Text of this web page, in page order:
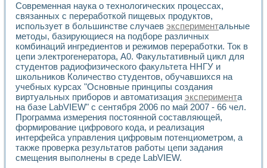
Высокочувствительные оптоэлектронные
Установка для измерения диэлектрических свойств
Исследование кинетики зарождения и развития
Лабораторный электрический импедансный томограф на
Микрозондовая система для характеризации
Метод траекторий в исследовании
Промышленная автоматизация
Автоматизация технологических процессов получения
Использование систем технического зрения для контроля
Исследование электромагнитных переходных процессов
Применение LabVIEW при разработке обучающих
Разработка виртуальных тренажеров путем
Система блокировок, сигнализации и защиты ускорителя
Система сбора данных и управления процессом
Управление температурой газовой среды специальной
Современная наука о технологических процессах,
связанных с переработкой пищевых продуктов,
использует в большинстве случаев экспериментальные
методы, базирующиеся на подборе различных
комбинаций ингредиентов и режимов переработки. Ток в
цепи электрогенератора, А0. Факультативный цикл для
студентов радиофизического факультета ННГУ и
школьников Количество студентов, обучавшихся на
учебных курсах "Основные принципы создания
виртуальных приборов и автоматизация эксперимента
на базе LabVIEW" с сентября 2006 по май 2007 - 66 чел.
Программа измерения постоянной составляющей,
формирование цифрового кода, и реализация
интерфейса управления цифровым потенциометром, а
также проверка результатов работы цепи задания
смещения выполнены в среде LabVIEW.